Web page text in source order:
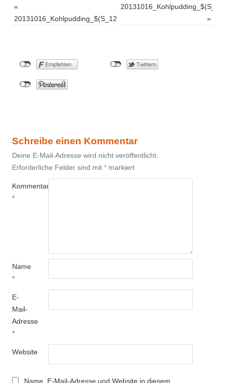
«
20131016_Kohlpudding_$(S_12
20131016_Kohlpudding_$(S_14
»
Schreibe einen Kommentar
Deine E-Mail-Adresse wird nicht veröffentlicht.
Erforderliche Felder sind mit * markiert
Kommentar
*
Name
*
E-
Mail-
Adresse
*
Website
Name, E-Mail-Adresse und Website in diesem